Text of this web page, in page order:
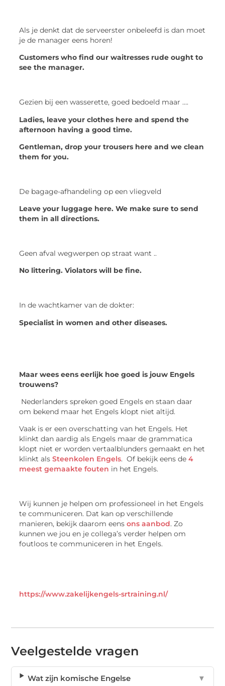
Als je denkt dat de serveerster onbeleefd is dan moet
je de manager eens horen!
Customers who find our waitresses rude ought to
see the manager.
Gezien bij een wasserette, goed bedoeld maar ….
Ladies, leave your clothes here and spend the
afternoon having a good time.
Gentleman, drop your trousers here and we clean
them for you.
De bagage-afhandeling op een vliegveld
Leave your luggage here. We make sure to send
them in all directions.
Geen afval wegwerpen op straat want ..
No littering. Violators will be fine.
In de wachtkamer van de dokter:
Specialist in women and other diseases.
Maar wees eens eerlijk hoe goed is jouw Engels
trouwens?
Nederlanders spreken goed Engels en staan daar
om bekend maar het Engels klopt niet altijd.
Vaak is er een overschatting van het Engels. Het
klinkt dan aardig als Engels maar de grammatica
klopt niet er worden vertaalblunders gemaakt en het
klinkt alsSteenkolen Engels. Of bekijk eens de4
meest gemaakte fouten in het Engels.
Wij kunnen je helpen om professioneel in het Engels
te communiceren. Dat kan op verschillende
manieren, bekijk daarom eensons aanbod. Zo
kunnen we jou en je collega’s verder helpen om
foutloos te communiceren in het Engels.
https://www.zakelijkengels-srtraining.nl/
Veelgestelde vragen
Wat zijn komische Engelse
▼